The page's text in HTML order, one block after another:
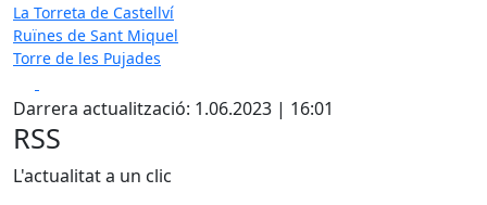
La Torreta de Castellví
Ruïnes de Sant Miquel
Torre de les Pujades
Darrera actualització: 1.06.2023 | 16:01
RSS
L'actualitat a un clic